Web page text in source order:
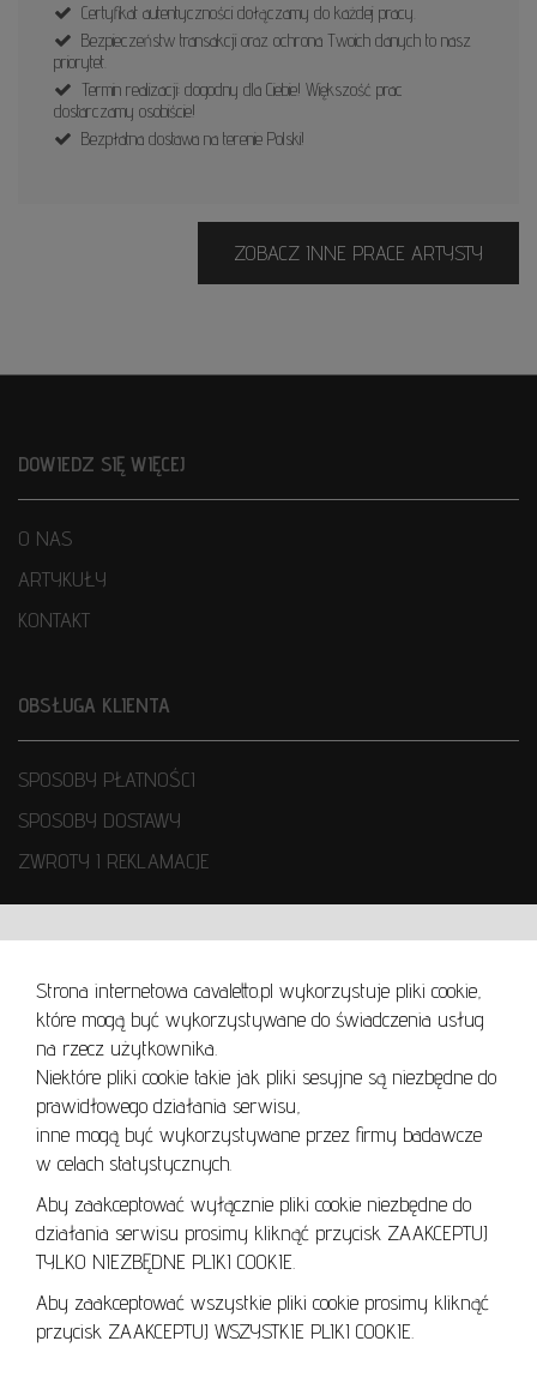
Strona internetowa cavaletto.pl wykorzystuje pliki cookie,
które mogą być wykorzystywane do świadczenia usług
na rzecz użytkownika.
Niektóre pliki cookie takie jak pliki sesyjne są niezbędne do
prawidłowego działania serwisu,
inne mogą być wykorzystywane przez firmy badawcze
w celach statystycznych.
Aby zaakceptować wyłącznie pliki cookie niezbędne do
działania serwisu prosimy kliknąć przycisk ZAAKCEPTUJ
TYLKO NIEZBĘDNE PLIKI COOKIE.
Aby zaakceptować wszystkie pliki cookie prosimy kliknąć
przycisk ZAAKCEPTUJ WSZYSTKIE PLIKI COOKIE.
Certyfikat autentyczności dołączamy do każdej pracy.
Bezpieczeństw transakcji oraz ochrona Twoich danych to nasz
priorytet.
Termin realizacji: dogodny dla Ciebie! Większość prac
dostarczamy osobiście!
Bezpłatna dostawa na terenie Polski!
ZOBACZ INNE PRACE ARTYSTY
DOWIEDZ SIĘ WIĘCEJ
O NAS
ARTYKUŁY
KONTAKT
OBSŁUGA KLIENTA
SPOSOBY PŁATNOŚCI
SPOSOBY DOSTAWY
ZWROTY I REKLAMACJE
REGULAMIN
REGULAMIN AUKCJI
POLITYKA PRYWATNOŚCI
POLITYKA COOKIES